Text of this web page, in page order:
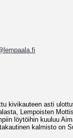
kivikauteen asti
Lempoisten
löytöihin kuuluu
kalmisto on